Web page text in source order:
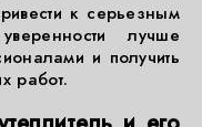
к серьезным
лучше
и получить
работ.